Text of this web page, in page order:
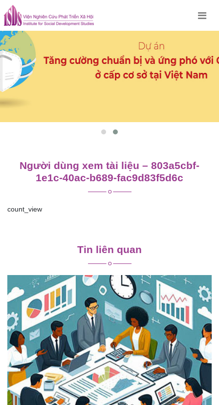
Skip
to
content
Người dùng xem tài liệu – 803a5cbf-
1e1c-40ac-b689-fac9d83f5d6c
count_view
viết
Tin liên quan